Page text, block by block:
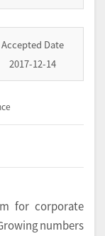
Accepted Date
2017-12-14
for corporate
numbers